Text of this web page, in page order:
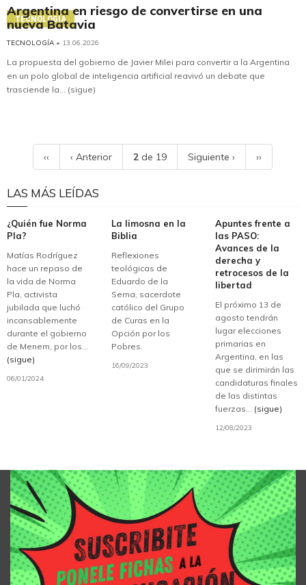
TECNOLOGÍA
Argentina en riesgo de convertirse en una
nueva Batavia
TECNOLOGÍA • 13.06.2026
La propuesta del gobierno de Javier Milei para convertir a la Argentina
en un polo global de inteligencia artificial reavivó un debate que
trasciende la... (sigue)
‹‹ ‹ Anterior 2 de 19 Siguiente › ››
LAS MÁS LEÍDAS
¿Quién fue Norma
Pla?
Matías Rodríguez
hace un repaso de
la vida de Norma
Pla, activista
jubilada que luchó
incansablemente
durante el gobierno
de Menem, por los...
(sigue)
06/01/2024
La limosna en la
Biblia
Reflexiones
teológicas de
Eduardo de la
Serna, sacerdote
católico del Grupo
de Curas en la
Opción por los
Pobres.
16/09/2023
Apuntes frente a
las PASO:
Avances de la
derecha y
retrocesos de la
libertad
El próximo 13 de
agosto tendrán
lugar elecciones
primarias en
Argentina, en las
que se dirimirán las
candidaturas finales
de las distintas
fuerzas... (sigue)
12/08/2023